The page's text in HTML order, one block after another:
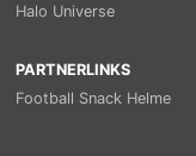
Halo Universe
PARTNERLINKS
Football Snack Helme